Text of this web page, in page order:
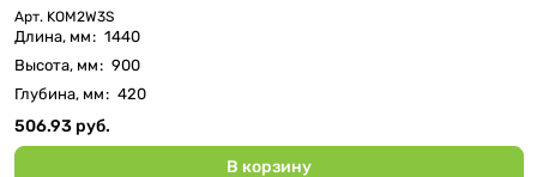
Арт. KOM2W3S
Длина, мм: 1440
Высота, мм: 900
Глубина, мм: 420
506.93 руб.
В корзину